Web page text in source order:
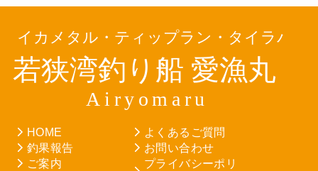
HOME
釣果報告
ご案内
よくあるご質問
お問い合わせ
プライバシーポリ